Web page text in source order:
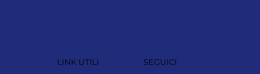
LINK UTILI SEGUICI